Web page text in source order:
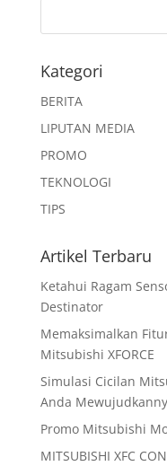
Kategori
BERITA
LIPUTAN MEDIA
PROMO
TEKNOLOGI
TIPS
Artikel Terbaru
Ketahui Ragam
Destinator
Memaksimalkan
Mitsubishi XFORCE
Simulasi Cicilan
Anda
Promo Mitsubishi
MITSUBISHI XFC